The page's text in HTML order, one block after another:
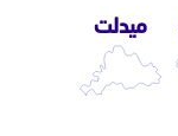
ميدلت